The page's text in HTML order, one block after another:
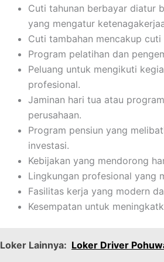
Cuti tahunan berbayar diatur
yang mengatur
Cuti tambahan mencakup
Program pelatihan dan
Peluang untuk mengikuti
profesional.
Jaminan hari tua atau
perusahaan.
Program pensiun yang
investasi.
Kebijakan yang mendorong
Lingkungan profesional yang
Fasilitas kerja yang modern
Kesempatan untuk
Loker Lainnya: Loker Driver